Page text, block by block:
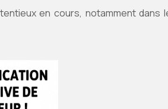
en cours, notamment dans